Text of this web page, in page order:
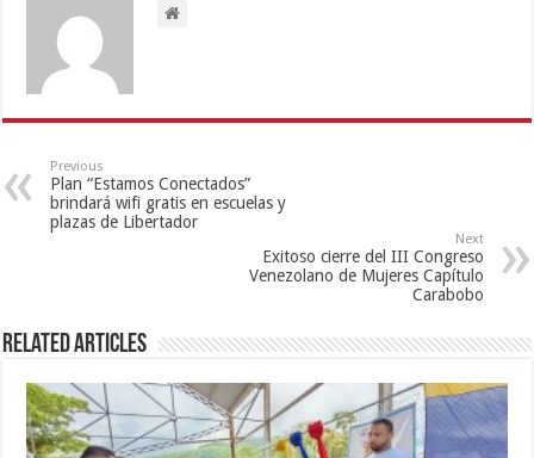
Previous
Plan “Estamos Conectados”
brindará wifi gratis en escuelas y
plazas de Libertador
Next
Exitoso cierre del III Congreso
Venezolano de Mujeres Capítulo
Carabobo
Related Articles